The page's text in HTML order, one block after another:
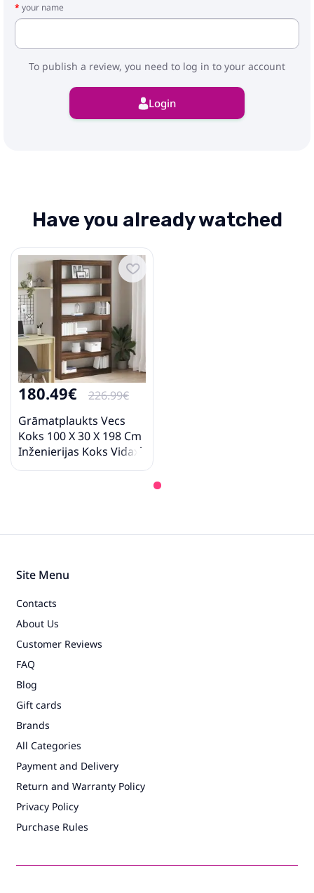
your name
To publish a review, you need to log in to your account
Login
Have you already watched
180.49€
226.99€
Grāmatplaukts Vecs
Koks 100 X 30 X 198 Cm
Inženierijas Koks Vidaxl
Site Menu
Contacts
About Us
Customer Reviews
FAQ
Blog
Gift cards
Brands
All Categories
Payment and Delivery
Return and Warranty Policy
Privacy Policy
Purchase Rules